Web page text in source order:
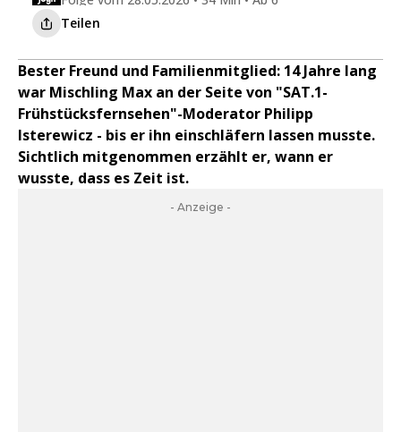
Teilen
Bester Freund und Familienmitglied: 14 Jahre lang
war Mischling Max an der Seite von "SAT.1-
Frühstücksfernsehen"-Moderator Philipp
Isterewicz - bis er ihn einschläfern lassen musste.
Sichtlich mitgenommen erzählt er, wann er
wusste, dass es Zeit ist.
- Anzeige -